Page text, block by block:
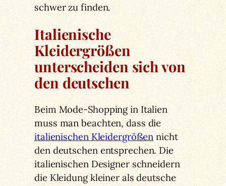
schwer zu finden.
Italienische
Kleidergrößen
unterscheiden sich von
den deutschen
Beim Mode-Shopping in Italien
muss man beachten, dass die
italienischen Kleidergrößen nicht
den deutschen entsprechen. Die
italienischen Designer schneidern
die Kleidung kleiner als deutsche